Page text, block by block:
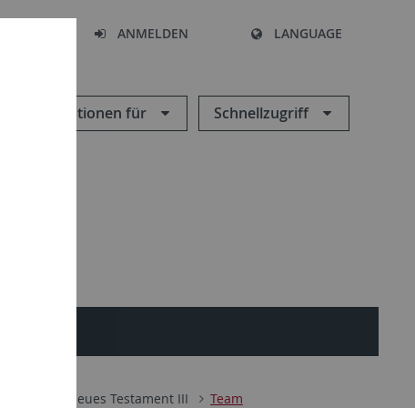
ANMELDEN LANGUAGE
Informationen für Schnellzugriff
Neues Testament III Team